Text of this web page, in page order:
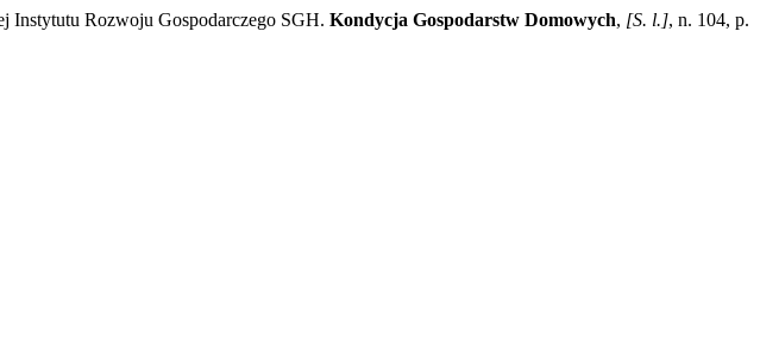
Instytutu Rozwoju Gospodarczego SGH. Kondycja Gospodarstw Domowych, [S. l.], n. 104, p.